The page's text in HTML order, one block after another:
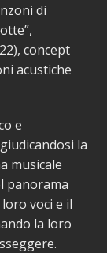
di
concept
acustiche
e
la
musicale
panorama
voci e il
la loro